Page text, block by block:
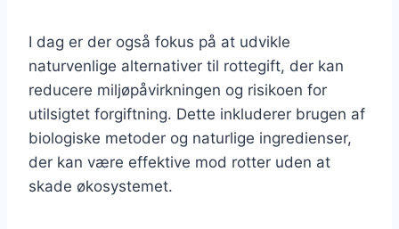
I dag er der også fokus på at udvikle
naturvenlige alternativer til rottegift, der kan
reducere miljøpåvirkningen og risikoen for
utilsigtet forgiftning. Dette inkluderer brugen af
biologiske metoder og naturlige ingredienser,
der kan være effektive mod rotter uden at
skade økosystemet.